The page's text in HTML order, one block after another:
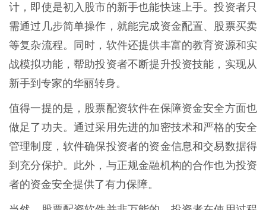
计，即使是初入股市的新手也能快速上手。投资者只
需通过几步简单操作，就能完成资金配置、股票买卖
等复杂流程。同时，软件还提供丰富的教育资源和实
战模拟功能，帮助投资者不断提升投资技能，实现从
新手到专家的华丽转身。
值得一提的是，股票配资软件在保障资金安全方面也
做足了功夫。通过采用先进的加密技术和严格的安全
管理制度，软件确保投资者的资金信息和交易数据得
到充分保护。此外，与正规金融机构的合作也为投资
者的资金安全提供了有力保障。